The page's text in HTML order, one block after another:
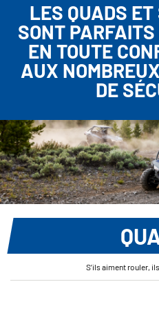
LES QUADS
SONT
EN TOUTE
AUX
DE
S’ils aiment rouler,